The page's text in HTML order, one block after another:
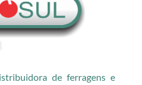
de ferragens e